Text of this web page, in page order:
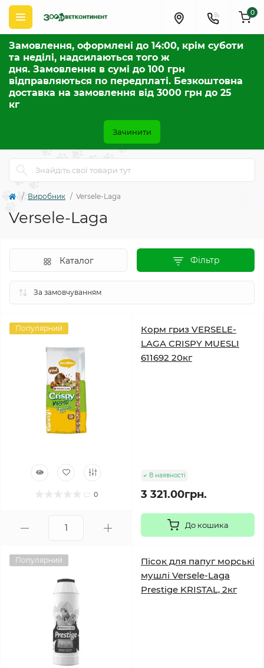
Замовлення, оформлені до 14:00, крім суботи
та неділі, надсилаються того ж
дня. Замовлення в сумі до 100 грн
відправляються по передплаті. Безкоштовна
доставка на замовлення від 3000 грн до 25
кг
Зачинити
0
Виробник Versele-Laga
Versele-Laga
Фільтр
Каталог
Популярний
0
Корм гриз VERSELE-
LAGA СRISPY MUESLI
611692 20кг
В наявності
3 321.00грн.
До кошика
Популярний
Пісок для папуг морські
мушлі Versele-Laga
Prestige KRISTAL, 2кг